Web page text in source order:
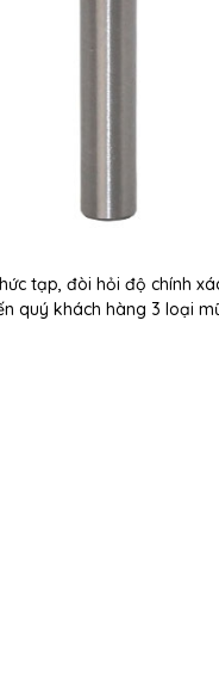
tạp, đòi hỏi độ chính
quý khách hàng 3 loại